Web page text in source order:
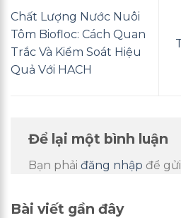
Chất Lượng Nước Nuôi
Tôm Biofloc: Cách Quan
Trắc Và Kiểm Soát Hiệu
Quả Với HACH
Để lại một bình luận
Bạn phải đăng nhập để
Bài viết gần đây